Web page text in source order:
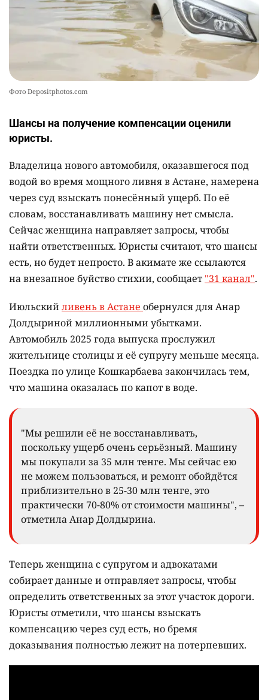
Фото Depositphotos.com
Шансы на получение компенсации оценили
юристы.
Владелица нового автомобиля, оказавшегося под
водой во время мощного ливня в Астане, намерена
через суд взыскать понесённый ущерб. По её
словам, восстанавливать машину нет смысла.
Сейчас женщина направляет запросы, чтобы
найти ответственных. Юристы считают, что шансы
есть, но будет непросто. В акимате же ссылаются
на внезапное буйство стихии, сообщает "31 канал".
Июльскийливень в Астане обернулся для Анар
Долдыриной миллионными убытками.
Автомобиль 2025 года выпуска прослужил
жительнице столицы и её супругу меньше месяца.
Поездка по улице Кошкарбаева закончилась тем,
что машина оказалась по капот в воде.
"Мы решили её не восстанавливать,
поскольку ущерб очень серьёзный. Машину
мы покупали за 35 млн тенге. Мы сейчас ею
не можем пользоваться, и ремонт обойдётся
приблизительно в 25-30 млн тенге, это
практически 70-80% от стоимости машины", –
отметила Анар Долдырина.
Теперь женщина с супругом и адвокатами
собирает данные и отправляет запросы, чтобы
определить ответственных за этот участок дороги.
Юристы отметили, что шансы взыскать
компенсацию через суд есть, но бремя
доказывания полностью лежит на потерпевших.